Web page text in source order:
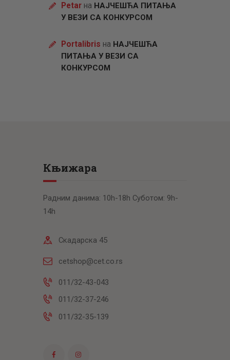
Petarна НАЈЧЕШЋА ПИТАЊА
У ВЕЗИ СА КОНКУРСОМ
Portalibris на НАЈЧЕШЋА
ПИТАЊА У ВЕЗИ СА
КОНКУРСОМ
Књижара
Радним данима: 10h-18h Суботом: 9h-
14h
Скадарска 45
cetshop@cet.co.rs
011/32-43-043
011/32-37-246
011/32-35-139